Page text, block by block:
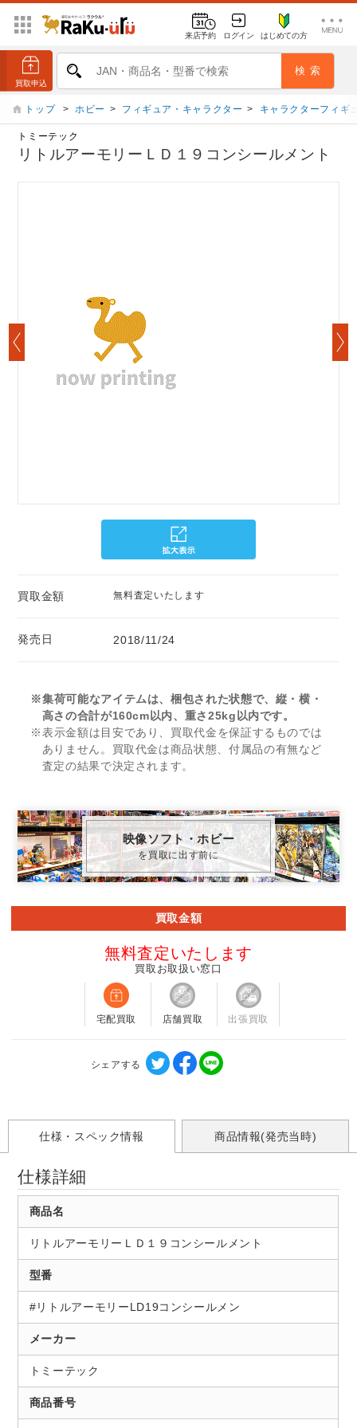
来店予約 ログイン はじめての方
トップ > ホビー > フィギュア・キャラクター > キャラクターフィギ
トミーテック
リトルアーモリーＬＤ１９コンシールメント
買取金額 無料査定いたします
発売日 2018/11/24
※集荷可能なアイテムは、梱包された状態で、縦・横・
高さの合計が160cm以内、重さ25kg以内です。
※表示金額は目安であり、買取代金を保証するものでは
ありません。買取代金は商品状態、付属品の有無など
査定の結果で決定されます。
映像ソフト・ホビー
を買取に出す前に
買取金額
無料査定いたします
買取お取扱い窓口
宅配買取 店舗買取 出張買取
シェアする
仕様・スペック情報 商品情報(発売当時)
仕様詳細
商品名
リトルアーモリーＬＤ１９コンシールメント
型番
#リトルアーモリーLD19コンシールメン
メーカー
トミーテック
商品番号